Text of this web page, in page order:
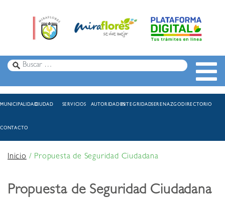
MUNICIPALIDADCIUDAD SERVICIOS AUTORIDADESINTEGRIDADSERENAZGODIRECTORIO
CONTACTO
Inicio/ Propuesta de Seguridad Ciudadana
Propuesta de Seguridad Ciudadana